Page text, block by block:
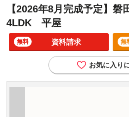
【2026年8月完成予定】
4LDK 平屋
資料請求
無料 無
お気に入り